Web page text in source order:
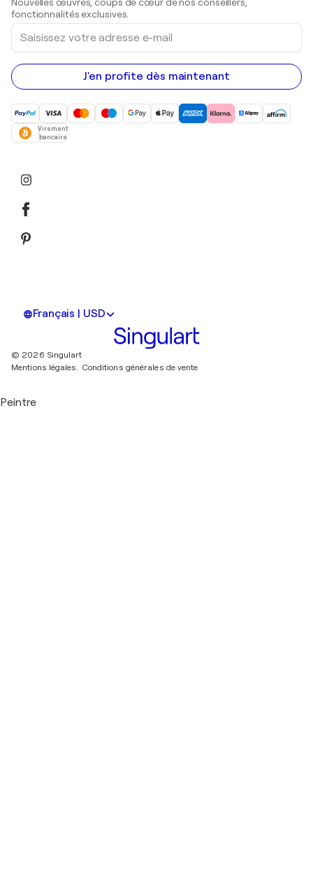
Peintures acryliques
Nouvelles œuvres, coups de cœur de nos conseillers,
fonctionnalités exclusives.
Saisissez
votre
adresse
e-
mail
J'en profite dès maintenant
Virement
bancaire
Français | USD
© 2026 Singulart
Mentions légales. Conditions générales de vente
Peintre